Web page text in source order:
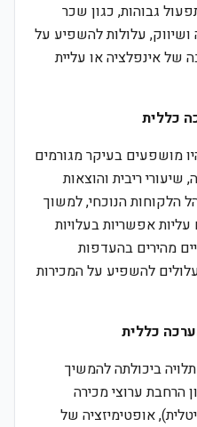
גבוהות, כגון שכר
ושיווק, עלולות להשפיע על
של אינפלציה או עליית
מושפעים בעיקר מגורמים
שיעורי ריבית והוצאות
הלקוחות הנוכחי, למשוך
אפשריות בעלויות
מהירים בהעדפות
להשפיע על המכירות
ביכולתה להמשיך
הרחבת ערוצי מכירה
אופטימיזציה של